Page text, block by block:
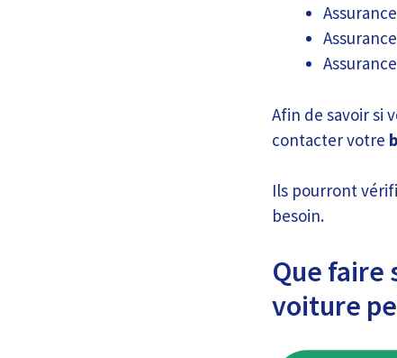
Afin de savoir si
contacter votre
Ils pourront
besoin.
Que faire
voiture